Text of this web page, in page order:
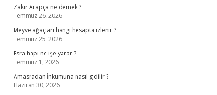
Zakir Arapça ne demek ?
Temmuz 26, 2026
Meyve ağaçları hangi hesapta izlenir ?
Temmuz 25, 2026
Esra hapı ne işe yarar ?
Temmuz 1, 2026
Amasradan İnkumuna nasıl gidilir ?
Haziran 30, 2026